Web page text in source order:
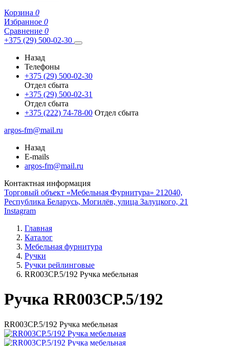
Корзина 0
Избранное 0
Сравнение 0
+375 (29) 500-02-30
Назад
Телефоны
+375 (29) 500-02-30
Отдел сбыта
+375 (29) 500-02-31
Отдел сбыта
+375 (222) 74-78-00 Отдел сбыта
argos-fm@mail.ru
Назад
E-mails
argos-fm@mail.ru
Контактная информация
Торговый объект «Мебельная Фурнитура» 212040,
Республика Беларусь, Могилёв, улица Залуцкого, 21
Instagram
Главная
Каталог
Мебельная фурнитура
Ручки
Ручки рейлинговые
RR003CP.5/192 Ручка мебельная
Ручка RR003CP.5/192
RR003CP.5/192 Ручка мебельная